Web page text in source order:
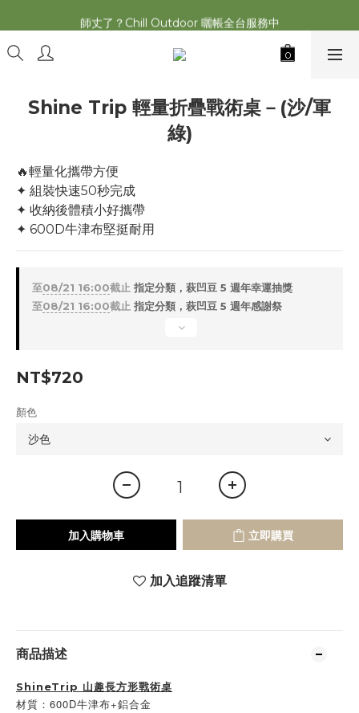
2026最新 萩遊之魂五單位2.0 發表⚡️
師丈了？Chill Outdoor 曬帳全台服務中
2026最新 萩遊之魂五單位2.0 發表⚡️
Shine Trip 輕量折疊戰術桌－(沙/軍
綠)
🔥輕量化攜帶方便
✦ 組裝快速50秒完成
✦ 收納後體積小好攜帶
✦ 600D牛津布堅挺耐用
至08/21 16:00截止 指定分類，萩凹豆 5 週年幸運抽獎
至08/21 16:00截止 指定分類，萩凹豆 5 週年感謝祭
NT$720
顏色
加入購物車 立即購買
加入追蹤清單
商品描述
ShineTrip 山趣長方形戰術桌
材質：600D牛津布+鋁合金